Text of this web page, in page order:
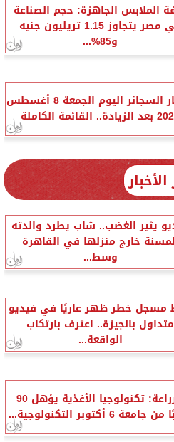
الملابس الجاهزة: حجم الصناعة
في مصر يتجاوز 1.15 تريليون جنيه
و85%...
أسعار السجائر اليوم الجمعة 8 أغسطس
القائمة الكاملة
يثير الغضب.. شاب يطرد والدته
خارج منزلها في القاهرة
وسط...
مسجل خطر ظهر عاريًا في فيديو
متداول بالجيزة.. اعترف بارتكاب
الواقعة...
الزراعة: تكنولوجيا الأغذية يؤهل 90
6 أكتوبر التكنولوجية...